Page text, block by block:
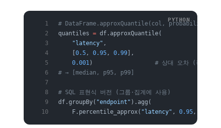
# DataFrame.approxQuantile(col,
quantiles = df.approxQuantile(
    "latency"
,
0.5, 0.95, 0.99 ],
    0.001
) # 상대 오차 (작을수
# → [median, p95, p99]
# SQL 표현식 버전 (그룹·집계에 사용)
df.groupBy( "endpoint" ).agg(
    F.percentile_approx(
"latency" , 0.95,